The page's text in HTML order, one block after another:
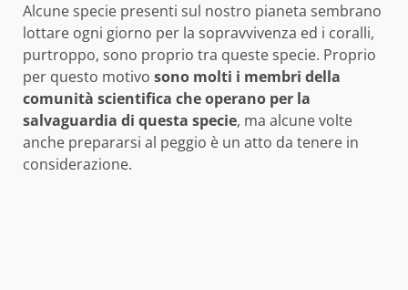
Alcune specie presenti sul nostro pianeta sembrano
lottare ogni giorno per la sopravvivenza ed i coralli,
purtroppo, sono proprio tra queste specie. Proprio
per questo motivo sono molti i membri della
comunità scientifica che operano per la
salvaguardia di questa specie, ma alcune volte
anche prepararsi al peggio è un atto da tenere in
considerazione.